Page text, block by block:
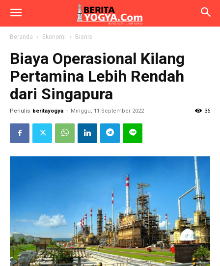
Beranda Ekonomi Bisnis
Biaya Operasional Kilang
Pertamina Lebih Rendah
dari Singapura
Penulis beritayogya - Minggu, 11 September 2022 36